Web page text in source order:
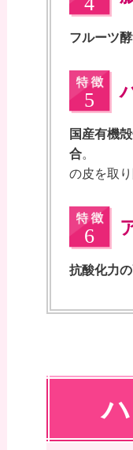
フルーツ
国産有機
合
の皮を取
抗酸化力